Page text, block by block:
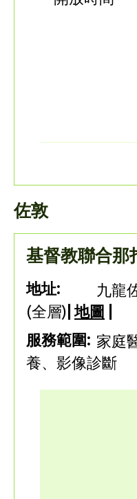
佐敦
基督教聯合那
地址:
九龍
(全層) 地圖
服務範圍: 家庭
養、影像診斷